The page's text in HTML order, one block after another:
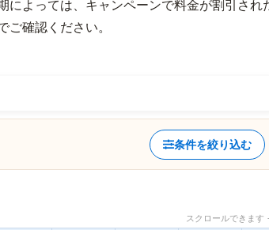
によっては、キャンペーンで料金が割引され
確認ください。
条件を絞り込む
スクロールできま